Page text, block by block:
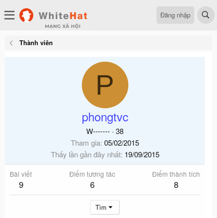
Đăng nhập
Thành viên
P
phongtvc
W------- · 38
Tham gia 05/02/2015
Thấy lần gần đây nhất 19/09/2015
Bài viết
9
Điểm tương tác
6
Điểm thành tích
8
Tìm